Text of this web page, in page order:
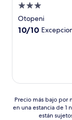
Propiedad
de
3.0
Otopeni
10.0
10/10
Precio
más
Precio más bajo por
en una estancia de 1
están